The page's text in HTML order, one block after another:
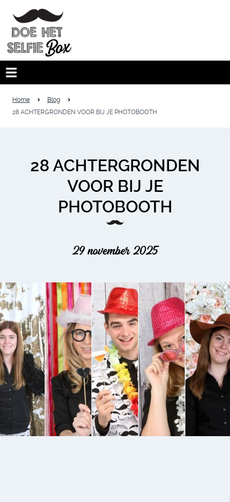
Home
Blog
28 ACHTERGRONDEN VOOR BIJ JE PHOTOBOOTH
28 ACHTERGRONDEN
VOOR BIJ JE
PHOTOBOOTH
29 november 2025